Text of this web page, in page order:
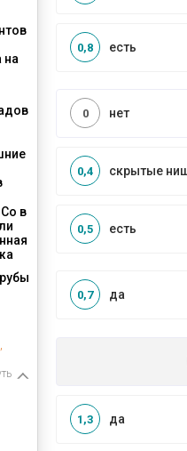
на
есть
0,8
нет
0
скрытые
0,4
в
есть
0,5
да
0,7
да
1,3